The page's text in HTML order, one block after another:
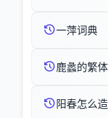
一萍词典
鹿蠡的繁
阳春怎么